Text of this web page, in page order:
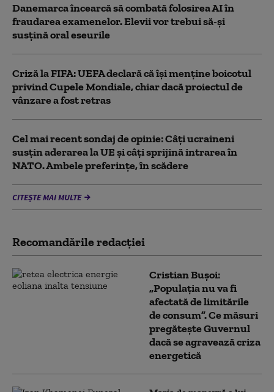
Danemarca încearcă să combată folosirea AI în
fraudarea examenelor. Elevii vor trebui să-şi
susţină oral eseurile
Criză la FIFA: UEFA declară că îşi menţine boicotul
privind Cupele Mondiale, chiar dacă proiectul de
vânzare a fost retras
Cel mai recent sondaj de opinie: Câți ucraineni
susțin aderarea la UE și câți sprijină intrarea în
NATO. Ambele preferințe, în scădere
CITEȘTE MAI MULTE
Recomandările redacţiei
Cristian Bușoi:
„Populația nu va fi
afectată de limitările
de consum”. Ce măsuri
pregătește Guvernul
dacă se agravează criza
energetică